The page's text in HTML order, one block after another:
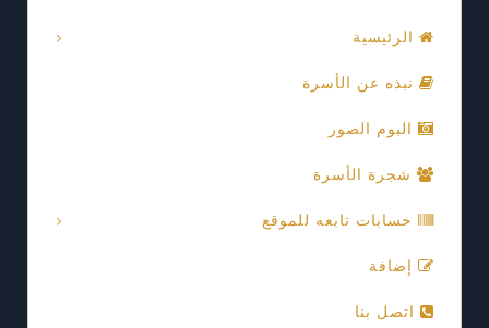
الرئيسية
نبذه عن الأسرة
البوم الصور
شجرة الأسرة
حسابات تابعه للموقع
إضافة
اتصل بنا